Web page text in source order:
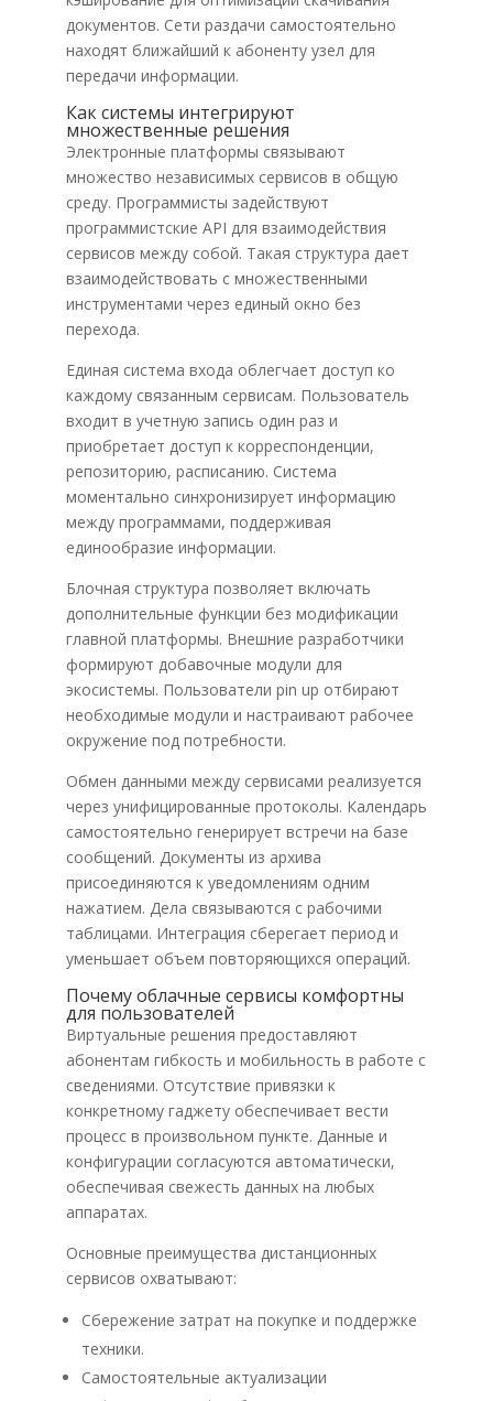
документов. Сети раздачи самостоятельно
находят ближайший к абоненту узел для
передачи информации.
Как системы интегрируют
множественные решения
Электронные платформы связывают
множество независимых сервисов в общую
среду. Программисты задействуют
программистские API для взаимодействия
сервисов между собой. Такая структура дает
взаимодействовать с множественными
инструментами через единый окно без
перехода.
Единая система входа облегчает доступ ко
каждому связанным сервисам. Пользователь
входит в учетную запись один раз и
приобретает доступ к корреспонденции,
репозиторию, расписанию. Система
моментально синхронизирует информацию
между программами, поддерживая
единообразие информации.
Блочная структура позволяет включать
дополнительные функции без модификации
главной платформы. Внешние разработчики
формируют добавочные модули для
экосистемы. Пользователи pin up отбирают
необходимые модули и настраивают рабочее
окружение под потребности.
Обмен данными между сервисами реализуется
через унифицированные протоколы. Календарь
самостоятельно генерирует встречи на базе
сообщений. Документы из архива
присоединяются к уведомлениям одним
нажатием. Дела связываются с рабочими
таблицами. Интеграция сберегает период и
уменьшает объем повторяющихся операций.
Почему облачные сервисы комфортны
для пользователей
Виртуальные решения предоставляют
абонентам гибкость и мобильность в работе с
сведениями. Отсутствие привязки к
конкретному гаджету обеспечивает вести
процесс в произвольном пункте. Данные и
конфигурации согласуются автоматически,
обеспечивая свежесть данных на любых
аппаратах.
Основные преимущества дистанционных
сервисов охватывают:
Сбережение затрат на покупке и поддержке
техники.
Самостоятельные актуализации